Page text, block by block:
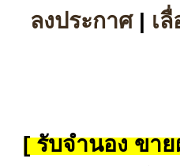
ลงประกาศ| เ
[ รับจำนอง ขา